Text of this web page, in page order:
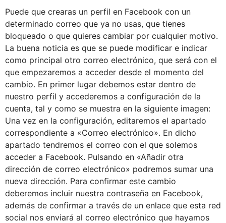
Puede que crearas un perfil en Facebook con un
determinado correo que ya no usas, que tienes
bloqueado o que quieres cambiar por cualquier motivo.
La buena noticia es que se puede modificar e indicar
como principal otro correo electrónico, que será con el
que empezaremos a acceder desde el momento del
cambio. En primer lugar debemos estar dentro de
nuestro perfil y accederemos a configuración de la
cuenta, tal y como se muestra en la siguiente imagen:
Una vez en la configuración, editaremos el apartado
correspondiente a «Correo electrónico». En dicho
apartado tendremos el correo con el que solemos
acceder a Facebook. Pulsando en «Añadir otra
dirección de correo electrónico» podremos sumar una
nueva dirección. Para confirmar este cambio
deberemos incluir nuestra contraseña en Facebook,
además de confirmar a través de un enlace que esta red
social nos enviará al correo electrónico que hayamos